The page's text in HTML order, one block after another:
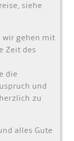
siehe
wir gehen mit
Zeit des
die
und
zu
alles Gute